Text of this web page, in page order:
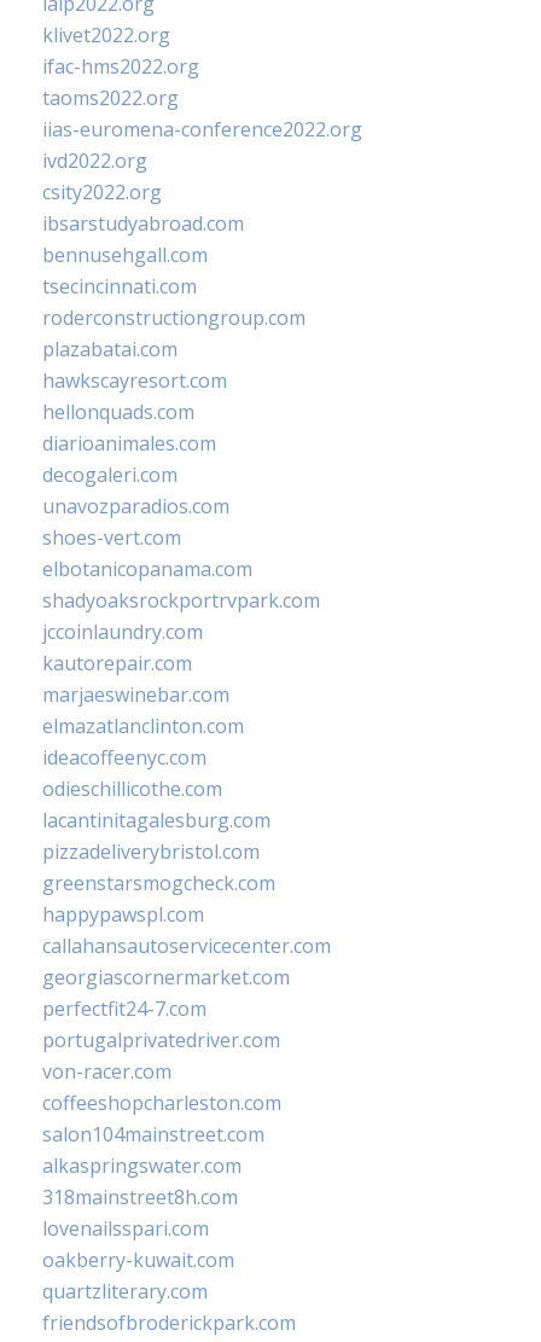
klivet2022.org
ifac-hms2022.org
taoms2022.org
iias-euromena-conference2022.org
ivd2022.org
csity2022.org
ibsarstudyabroad.com
bennusehgall.com
tsecincinnati.com
roderconstructiongroup.com
plazabatai.com
hawkscayresort.com
hellonquads.com
diarioanimales.com
decogaleri.com
unavozparadios.com
shoes-vert.com
elbotanicopanama.com
shadyoaksrockportrvpark.com
jccoinlaundry.com
kautorepair.com
marjaeswinebar.com
elmazatlanclinton.com
ideacoffeenyc.com
odieschillicothe.com
lacantinitagalesburg.com
pizzadeliverybristol.com
greenstarsmogcheck.com
happypawspl.com
callahansautoservicecenter.com
georgiascornermarket.com
perfectfit24-7.com
portugalprivatedriver.com
von-racer.com
coffeeshopcharleston.com
salon104mainstreet.com
alkaspringswater.com
318mainstreet8h.com
lovenailsspari.com
oakberry-kuwait.com
quartzliterary.com
friendsofbroderickpark.com